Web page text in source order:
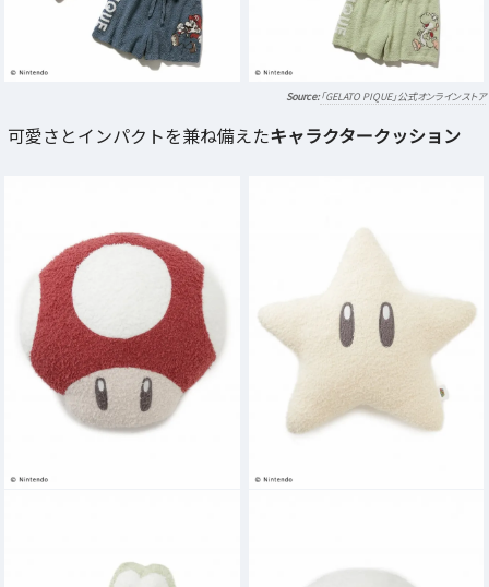
「GELATO PIQUE」公式オンラインストア
可愛さとインパクトを兼ね備えたキャラクタークッション